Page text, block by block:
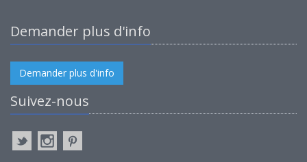
Demander plus d'info
Demander plus d'info
Suivez-nous